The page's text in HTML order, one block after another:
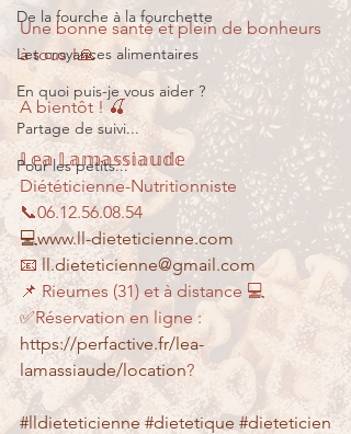
De la fourche à la fourchette
Les croyances alimentaires
En quoi puis-je vous aider ?
Partage de suivi...
Pour les petits...
Une bonne santé et plein de bonheurs
à tous !🙏
A bientôt ! 🍒
𝕃𝕖𝕒 𝕃𝕒𝕞𝕒𝕤𝕤𝕚𝕒𝕦𝕕𝕖
Diététicienne-Nutritionniste
📞06.12.56.08.54
💻www.ll-dieteticienne.com
📧 ll.dieteticienne@gmail.com
📌 Rieumes (31) et à distance 💻
✅Réservation en ligne :
https://perfactive.fr/lea-
lamassiaude/location?
#lldieteticienne #dietetique #dieteticien